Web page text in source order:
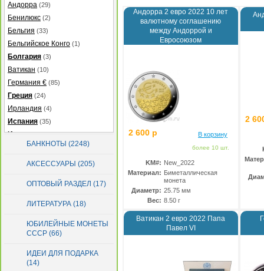
Андорра (29)
Бенилюкс (2)
Бельгия (33)
Бельгийское Конго (1)
Болгария (3)
Ватикан (10)
Германия € (85)
Греция (24)
Ирландия (4)
Испания (35)
Италия(38)
(20)
Латвия(39)
Люксембург(48)
Мальта
Нидерланды(40)
Португалия (87)
Сан-Марино(89)
Словакия
БАНКНОТЫ (2248)
АКСЕССУАРЫ (205)
ОПТОВЫЙ РАЗДЕЛ (17)
ЛИТЕРАТУРА (18)
ЮБИЛЕЙНЫЕ МОНЕТЫ
СССР (66)
ИДЕИ ДЛЯ ПОДАРКА
(14)
Андорра 2 евро 2022 10 лет
валютному соглашению
между Андоррой и
Евросоюзом
2 600 р В корзину
более 10 шт.
KM#: New_2022
Материал: Биметаллическая
монета
Диаметр: 25.75 мм
Вес: 8.50 г
2
Ватикан 2 евро 2022 Папа
Павел VI